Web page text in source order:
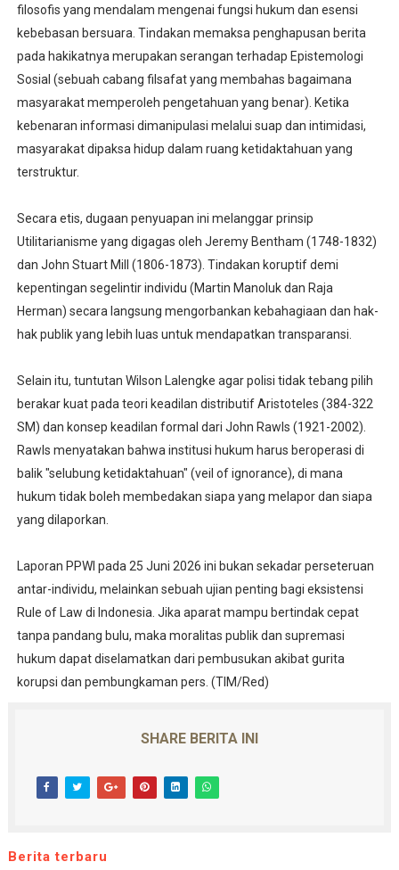
filosofis yang mendalam mengenai fungsi hukum dan esensi
kebebasan bersuara. Tindakan memaksa penghapusan berita
pada hakikatnya merupakan serangan terhadap Epistemologi
Sosial (sebuah cabang filsafat yang membahas bagaimana
masyarakat memperoleh pengetahuan yang benar). Ketika
kebenaran informasi dimanipulasi melalui suap dan intimidasi,
masyarakat dipaksa hidup dalam ruang ketidaktahuan yang
terstruktur.
Secara etis, dugaan penyuapan ini melanggar prinsip
Utilitarianisme yang digagas oleh Jeremy Bentham (1748-1832)
dan John Stuart Mill (1806-1873). Tindakan koruptif demi
kepentingan segelintir individu (Martin Manoluk dan Raja
Herman) secara langsung mengorbankan kebahagiaan dan hak-
hak publik yang lebih luas untuk mendapatkan transparansi.
Selain itu, tuntutan Wilson Lalengke agar polisi tidak tebang pilih
berakar kuat pada teori keadilan distributif Aristoteles (384-322
SM) dan konsep keadilan formal dari John Rawls (1921-2002).
Rawls menyatakan bahwa institusi hukum harus beroperasi di
balik "selubung ketidaktahuan" (veil of ignorance), di mana
hukum tidak boleh membedakan siapa yang melapor dan siapa
yang dilaporkan.
Laporan PPWI pada 25 Juni 2026 ini bukan sekadar perseteruan
antar-individu, melainkan sebuah ujian penting bagi eksistensi
Rule of Law di Indonesia. Jika aparat mampu bertindak cepat
tanpa pandang bulu, maka moralitas publik dan supremasi
hukum dapat diselamatkan dari pembusukan akibat gurita
korupsi dan pembungkaman pers. (TIM/Red)
SHARE BERITA INI
Berita terbaru